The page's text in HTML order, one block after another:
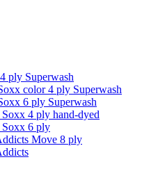
ply Superwash
color 4 ply Superwash
6 ply Superwash
4 ply hand-dyed
Soxx 6 ply
Move 8 ply